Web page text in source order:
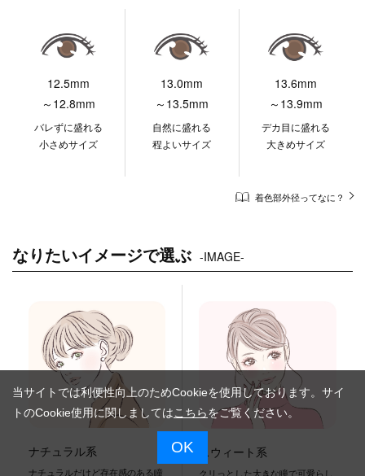
12.5mm
～12.8mm
バレずに盛れる
小さめサイズ
13.0mm
～13.5mm
自然に盛れる
程よいサイズ
13.6mm
～13.9mm
デカ目に盛れる
大きめサイズ
着色部外径ってなに？
なりたいイメージで選ぶ -IMAGE-
ナチュラル系
ナチュラルだけど存在感のある瞳
スウィート系
クリっとした大きな瞳で可愛らし
当サイトでは利便性向上のためCookieを使用しております。サイ
トのCookie使用に関しましてはこちらをご覧ください。
OK